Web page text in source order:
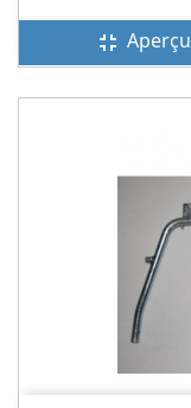
fullscreen_exit Aperçu